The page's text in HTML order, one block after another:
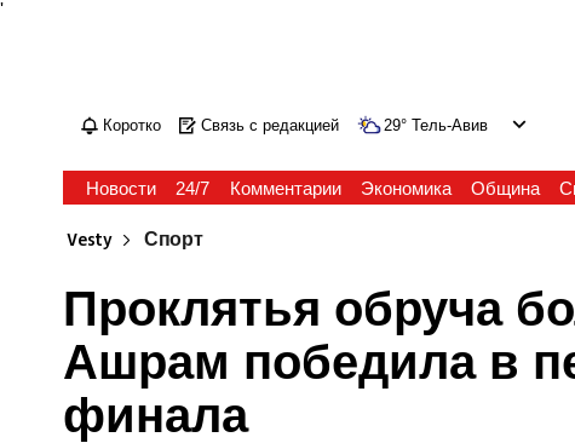
'
Коротко Связь с редакцией 29° Тель-Авив
Новости 24/7 Комментарии Экономика Община
Vesty Спорт
Проклятья обруча
Ашрам победила в
финала